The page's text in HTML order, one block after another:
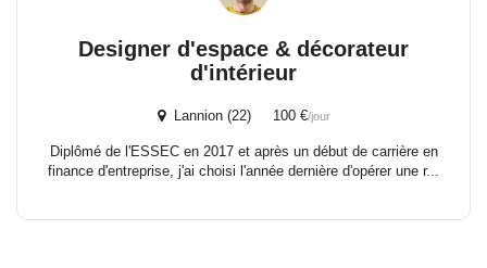
Designer d'espace & décorateur
d'intérieur
Lannion (22) 100 €/jour
Diplômé de l'ESSEC en 2017 et après un début de carrière en
finance d'entreprise, j'ai choisi l'année dernière d'opérer une r...